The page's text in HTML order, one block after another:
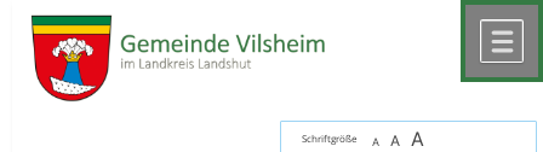
Schriftgröße A A A